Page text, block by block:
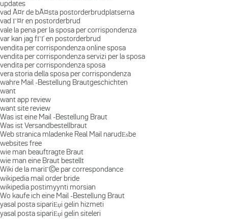
updates
vad Ã¤r de bÃ¤sta postorderbrudplatserna
vad Г¤r en postorderbrud
vale la pena per la sposa per corrispondenza
var kan jag fГҐ en postorderbrud
vendita per corrispondenza online sposa
vendita per corrispondenza servizi per la sposa
vendita per corrispondenza sposa
vera storia della sposa per corrispondenza
wahre Mail -Bestellung Brautgeschichten
want
want app review
want site review
Was ist eine Mail -Bestellung Braut
Was ist Versandbestellbraut
Web stranica mladenke Real Mail narudЕѕbe
websites free
wie man beauftragte Braut
wie man eine Braut bestellt
Wiki de la mariГ©e par correspondance
wikipedia mail order bride
wikipedia postimyynti morsian
Wo kaufe ich eine Mail -Bestellung Braut
yasal posta sipariЕџi gelin hizmeti
yasal posta sipariЕџi gelin siteleri